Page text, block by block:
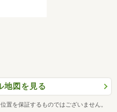
地図を見る
置を保証するものではございません。